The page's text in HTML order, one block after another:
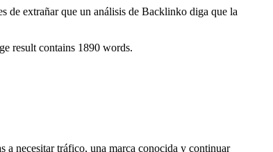
de extrañar que un análisis de Backlinko diga que la
result contains 1890 words.
a necesitar tráfico, una marca conocida y continuar